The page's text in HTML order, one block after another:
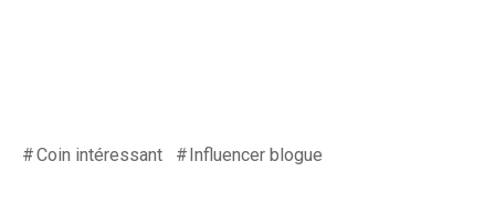
Coin intéressant Influencer blogue